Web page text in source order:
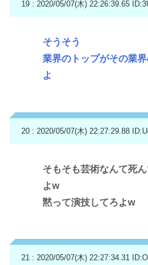
19 : 2020/05/07(木) 22:26:39.65
そうそう
業界のトップがその業
よ
20 : 2020/05/07(木) 22:27:29.88
そもそも芸術なんて死
よw
黙って演技してろよw
21 : 2020/05/07(木) 22:27:34.31